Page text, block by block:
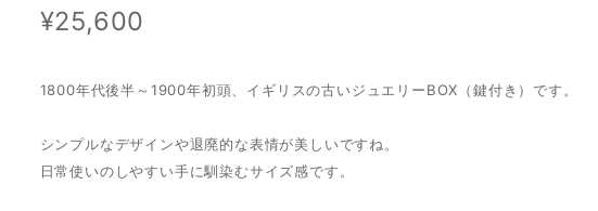
¥25,600
1800年代後半～1900年初頭、イギリスの古いジュエリーBOX（鍵付き）です。
シンプルなデザインや退廃的な表情が美しいですね。
日常使いのしやすい手に馴染むサイズ感です。